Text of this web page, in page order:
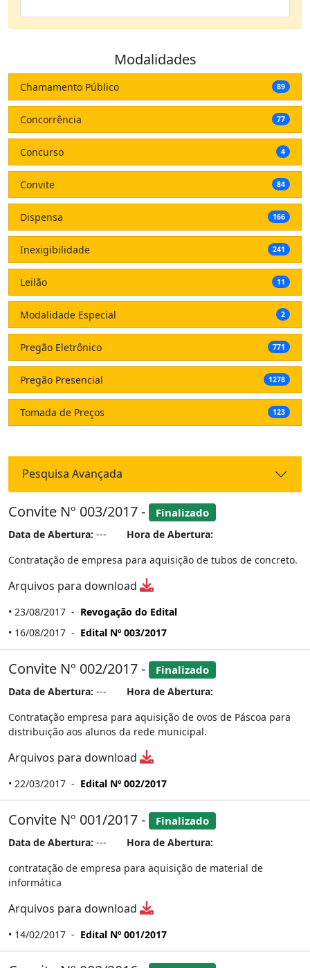
Modalidades
Chamamento Público 89
Concorrência 77
Concurso 4
Convite 84
Dispensa 166
Inexigibilidade 241
Leilão 11
Modalidade Especial 2
Pregão Eletrônico 771
Pregão Presencial 1278
Tomada de Preços 123
Pesquisa Avançada
Convite Nº 003/2017 - Finalizado
Data de Abertura: ---
Hora de Abertura:
Contratação de empresa para aquisição de tubos de concreto.
Arquivos para download
• 23/08/2017 - Revogação do Edital
• 16/08/2017 - Edital Nº 003/2017
Convite Nº 002/2017 - Finalizado
Data de Abertura: ---
Hora de Abertura:
Contratação empresa para aquisição de ovos de Páscoa para
distribuição aos alunos da rede municipal.
Arquivos para download
• 22/03/2017 - Edital Nº 002/2017
Convite Nº 001/2017 - Finalizado
Data de Abertura: ---
Hora de Abertura:
contratação de empresa para aquisição de material de
informática
Arquivos para download
• 14/02/2017 - Edital Nº 001/2017